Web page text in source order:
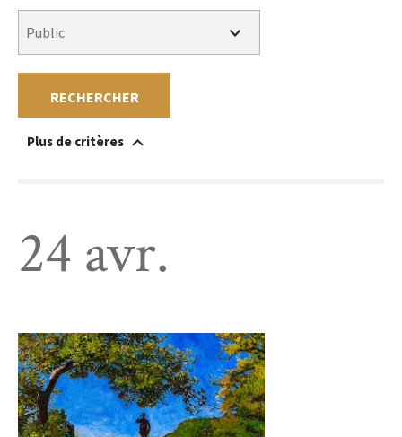
RECHERCHER
Plus de critères
24 avr.